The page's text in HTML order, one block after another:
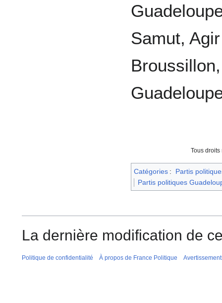
Samut,
Tous
Catégories :
Partis
Partis politiques
La dernière modification de
Politique de confidentialité À propos de France Politique